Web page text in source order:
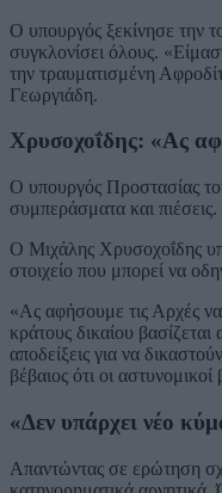
Ο υπουργός ξεκίνησε την
συγκλονίσει όλους.
την τραυματισμένη
Γεωργιάδη.
Χρυσοχοΐδης: «Ας
Ο υπουργός Προστασίας
συμπεράσματα και πιέσεις.
Ο Μιχάλης Χρυσοχοΐδης
στοιχείο που μπορεί να
«Ας αφήσουμε τις Αρχές
κράτους δικαίου
αποδείξεις για να
βέβαιος ότι οι
«Δεν υπάρχει νέο
Απαντώντας σε ερώτηση